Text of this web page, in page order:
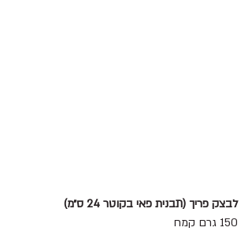
לבצק פריך (תבנית פאי בקוטר 24 ס״מ)
150 גרם קמח